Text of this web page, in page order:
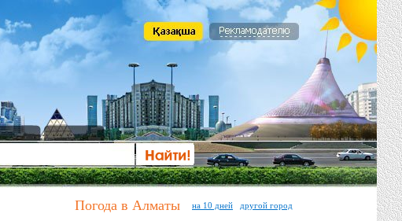
Погода в Алматы на 10 дней другой город